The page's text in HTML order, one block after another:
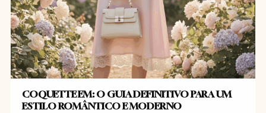
COQUETTE EM: O GUIA DEFINITIVO PARA UM
ESTILO ROMÂNTICO E MODERNO